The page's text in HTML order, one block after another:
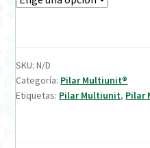
SKU:N/D
Categoría: Pilar Multiunit®
Etiquetas: Pilar Multiunit, Pilar